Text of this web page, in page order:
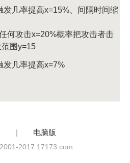
发几率提高x=15%、间隔时间缩
何攻击x=20%概率把攻击者击
围y=15
发几率提高x=7%
| 电脑版
2017 17173.com